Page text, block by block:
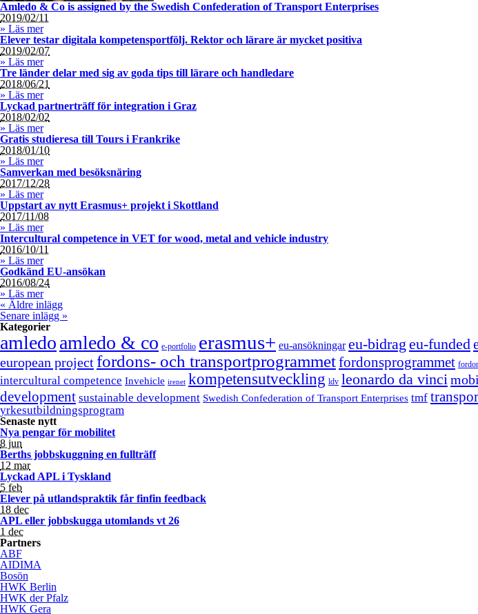
Amledo & Co is assigned by the Swedish Confederation of Transport Enterprises
2019/02/11
» Läs mer
Elever testar digitala kompetensportfölj. Rektor och lärare är mycket positiva
2019/02/07
» Läs mer
Tre länder delar med sig av goda tips till lärare och handledare
2018/06/21
» Läs mer
Lyckad partnerträff för integration i Graz
2018/02/02
» Läs mer
Gratis studieresa till Tours i Frankrike
2018/01/10
» Läs mer
Samverkan med besöksnäring
2017/12/28
» Läs mer
Uppstart av nytt Erasmus+ projekt i Skottland
2017/11/08
» Läs mer
Intercultural competence in VET for wood, metal and vehicle industry
2016/10/11
» Läs mer
Godkänd EU-ansökan
2016/08/24
» Läs mer
« Äldre inlägg
Senare inlägg »
Kategorier
amledoamledo & co e-portfolio erasmus+ eu-ansökningar eu-bidrag eu-funded
european projectfordons- och transportprogrammetfordonsprogrammet
intercultural competence Invehicle irenet kompetensutveckling ldv leonardo da vinci
development sustainable development Swedish Confederation of Transport Enterprises tmf
yrkesutbildningsprogram
Senaste nytt
Nya pengar för mobilitet
8 jun
Berths jobbskuggning en fullträff
12 mar
Lyckad APL i Tyskland
5 feb
Elever på utlandspraktik får finfin feedback
18 dec
APL eller jobbskugga utomlands vt 26
1 dec
Partners
ABF
AIDIMA
Bosön
HWK Berlin
HWK der Pfalz
HWK Gera